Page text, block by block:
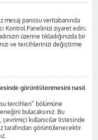
mesaj panosu veritabanında
Kontrol Panelinizi ziyaret edin;
üzerine tıkladığınızda bir
ve tercihlerinizi değiştirme
görüntülenmesini nasıl
tercihleri” bölümüne
bulacaksınız. Bu
çevrimiçi kullanıcılar listesinde
tarafından görüntülenecektir.